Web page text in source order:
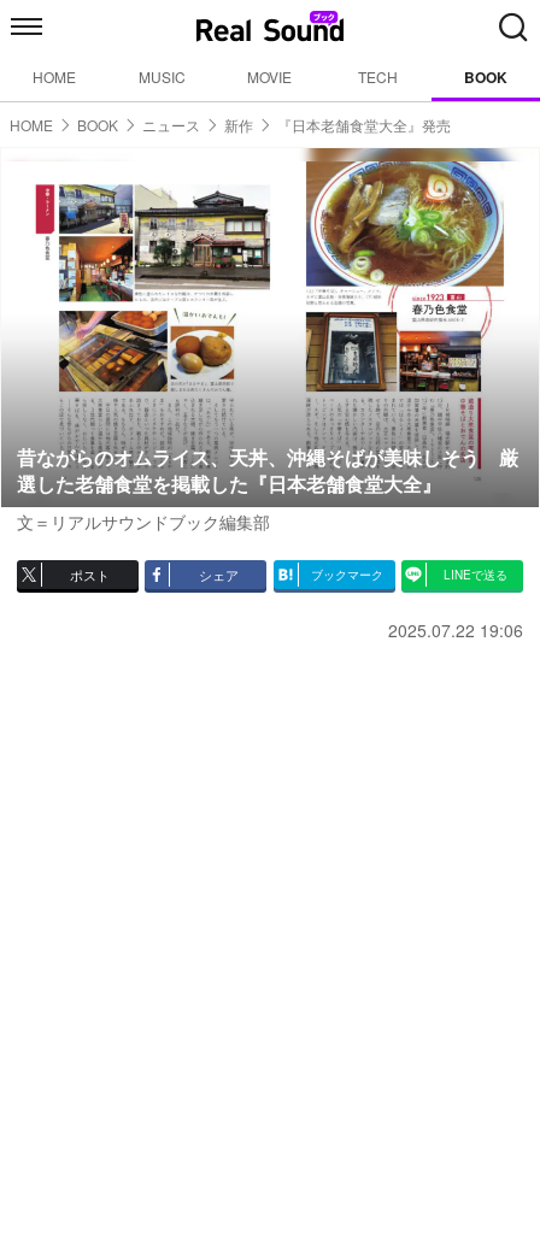
HOME MUSIC MOVIE TECH BOOK
HOME BOOK ニュース 新作 『日本老舗食堂大全』発売
昔ながらのオムライス、天丼、沖縄そばが美味しそう 厳
選した老舗食堂を掲載した『日本老舗食堂大全』
文＝リアルサウンドブック編集部
ポスト シェア ブックマーク LINEで送る
2025.07.22 19:06